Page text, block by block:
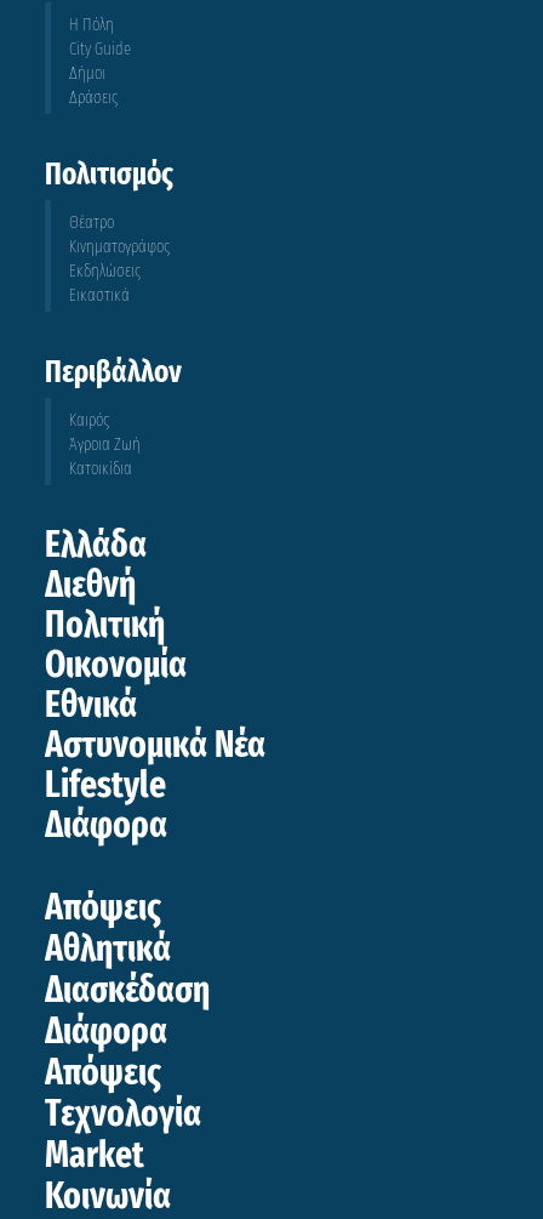
Η Πόλη
City Guide
Δήμοι
Δράσεις
Πολιτισμός
Θέατρο
Κινηματογράφος
Εκδηλώσεις
Εικαστικά
Περιβάλλον
Καιρός
Άγροια Ζωή
Κατοικίδια
Ελλάδα
Διεθνή
Πολιτική
Οικονομία
Εθνικά
Αστυνομικά Νέα
Lifestyle
Διάφορα
Απόψεις
Αθλητικά
Διασκέδαση
Διάφορα
Απόψεις
Τεχνολογία
Market
Κοινωνία